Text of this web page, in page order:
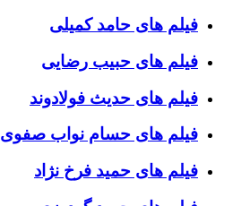
فیلم های حامد کمیلی
فیلم های حبیب رضایی
فیلم های حدیث فولادوند
فیلم های حسام نواب صفوی
فیلم های حمید فرخ نژاد